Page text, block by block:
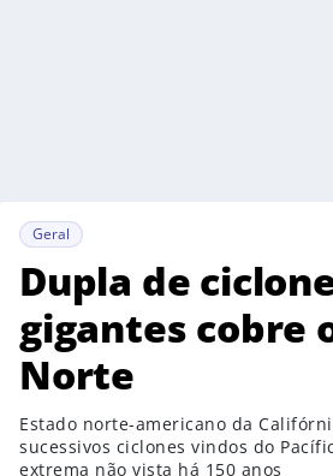
Geral
Dupla de
gigantes cobre
Norte
Estado norte-americano da
sucessivos ciclones vindos do
extrema não vista há 150 anos